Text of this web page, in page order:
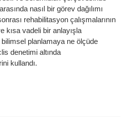
nasıl bir görev dağılımı
rehabilitasyon çalışmalarının
kısa vadeli bir anlayışla
planlamaya ne ölçüde
denetimi altında
kullandı.